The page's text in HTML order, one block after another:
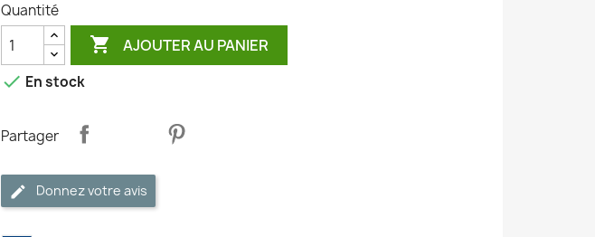
Quantité
 AJOUTER AU PANIER
 En stock
Partager
Donnez votre avis